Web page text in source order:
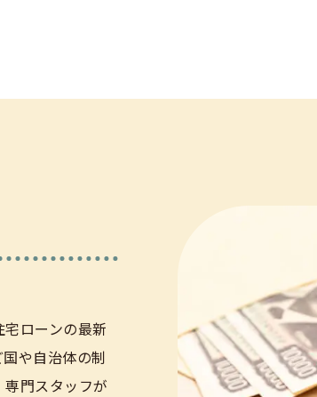
ローンの最新
や自治体の制
門スタッフが